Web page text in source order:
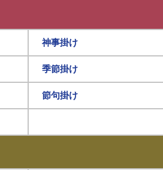
神事掛け
季節掛け
節句掛け